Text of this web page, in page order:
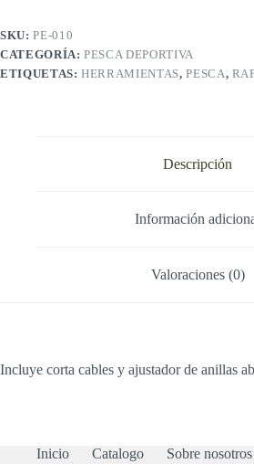
SKU:PE-010
CATEGORÍA:PESCA DEPORTIVA
ETIQUETAS:HERRAMIENTAS,PESCA,
Descripción
Información
Valoraciones (0)
Incluye corta cables y ajustador de anillas
Inicio Catalogo Sobre nosotros